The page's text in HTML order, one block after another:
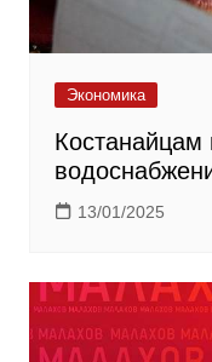
Экономика
Костанайцам
13/01/2025